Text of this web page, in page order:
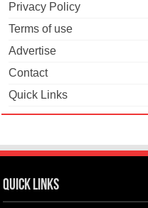
Privacy Policy
Terms of use
Advertise
Contact
Quick Links
Quick Links